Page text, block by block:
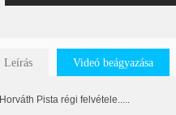
Leírás Videó beágyazása
Horváth Pista régi felvétele.....